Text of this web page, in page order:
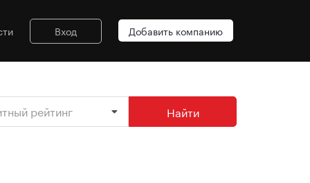
Вход Добавить компанию
рейтинг Найти